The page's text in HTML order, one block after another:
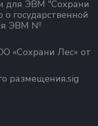
для ЭВМ "Сохрани
государственной
ЭВМ №
«Сохрани Лес» от
размещения.sig